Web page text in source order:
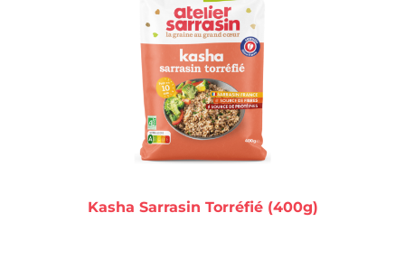
Kasha Sarrasin Torréfié (400g)